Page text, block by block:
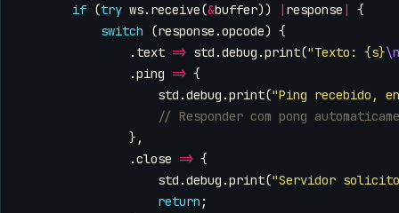
if (try ws. receive(&buffer)) | response |
{
switch
(response .opcode) {
. text => std .debug .print("Texto: {s}\n
.ping => {
std .debug .print("Ping recebido,
},
.close => {
std .debug .print("Servidor
return ;